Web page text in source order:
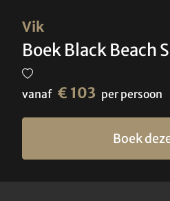
Vik
Boek Black Beach
vanaf € 103 per persoon
Boek